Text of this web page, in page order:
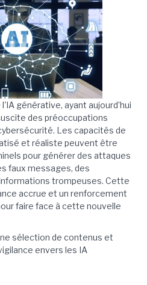
générative, ayant aujourd’hui
des préoccupations
Les capacités de
et réaliste peuvent être
pour générer des attaques
faux messages, des
trompeuses. Cette
accrue et un renforcement
faire face à cette nouvelle
sélection de contenus et
envers les IA